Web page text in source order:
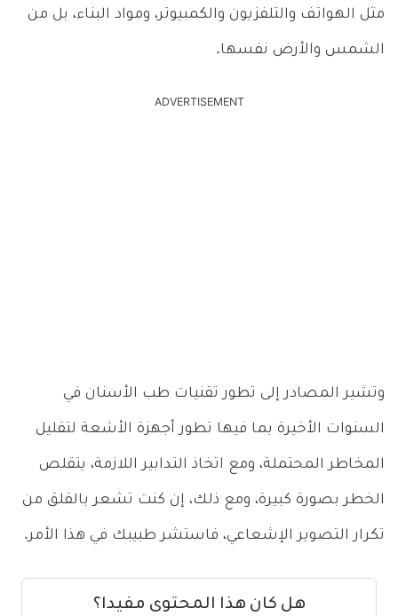
مثل الهواتف والتلفزيون والكمبيوتر، ومواد البناء، بل من
الشمس والأرض نفسها.
ADVERTISEMENT
وتشير المصادر إلى تطور تقنيات طب الأسنان في
السنوات الأخيرة بما فيها تطور أجهزة الأشعة لتقليل
المخاطر المحتملة، ومع اتخاذ التدابير اللازمة، يتقلص
الخطر بصورة كبيرة، ومع ذلك، إن كنت تشعر بالقلق من
تكرار التصوير الإشعاعي، فاستشر طبيبك في هذا الأمر.
هل كان هذا المحتوى مفيدا؟